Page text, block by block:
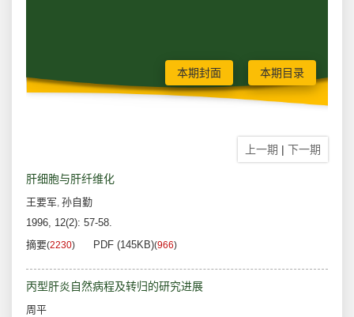
本期封面 本期目录
上一期 | 下一期
肝细胞与肝纤维化
王要军, 孙自勤
1996, 12(2): 57-58.
摘要(2230) PDF (145KB)(966)
丙型肝炎自然病程及转归的研究进展
周平